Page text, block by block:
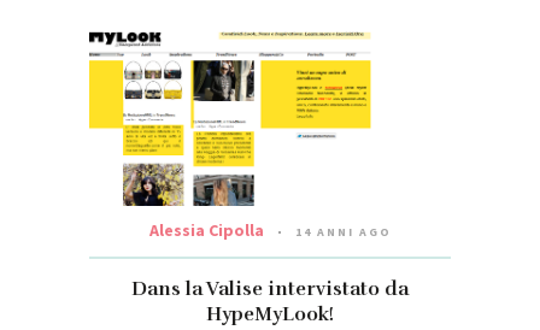
Alessia Cipolla 14 ANNI AGO
Dans la Valise intervistato da
HypeMyLook!